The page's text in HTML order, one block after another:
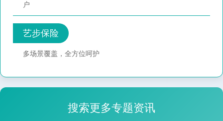
户
艺步保险
多场景覆盖，全方位呵护
搜索更多专题资讯